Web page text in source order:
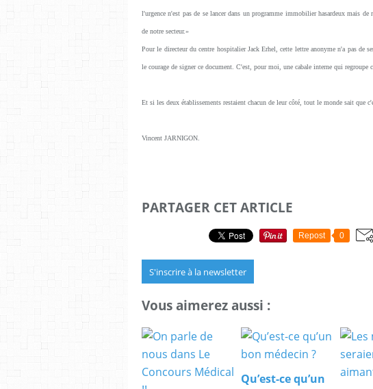
l'urgence n'est pas de se lancer dans un programme immobilier hasardeux mais
de notre secteur.»
Pour le directeur du centre hospitalier Jack Erhel, cette lettre anonyme n'a pas de
le courage de signer ce document. C'est, pour moi, une cabale interne qui regroupe
Et si les deux établissements restaient chacun de leur côté, tout le monde sait que
Vincent JARNIGON.
PARTAGER CET ARTICLE
Repost 0
S'inscrire à la newsletter
Vous aimerez aussi :
Qu’est-ce qu’un